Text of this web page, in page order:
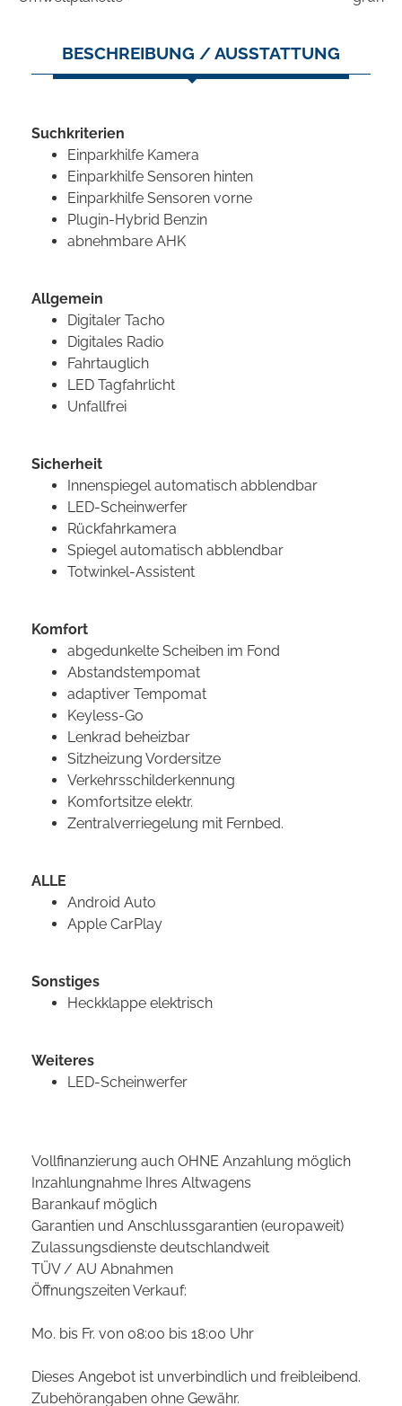
BESCHREIBUNG / AUSSTATTUNG
Suchkriterien
Einparkhilfe Kamera
Einparkhilfe Sensoren hinten
Einparkhilfe Sensoren vorne
Plugin-Hybrid Benzin
abnehmbare AHK
Allgemein
Digitaler Tacho
Digitales Radio
Fahrtauglich
LED Tagfahrlicht
Unfallfrei
Sicherheit
Innenspiegel automatisch abblendbar
LED-Scheinwerfer
Rückfahrkamera
Spiegel automatisch abblendbar
Totwinkel-Assistent
Komfort
abgedunkelte Scheiben im Fond
Abstandstempomat
adaptiver Tempomat
Keyless-Go
Lenkrad beheizbar
Sitzheizung Vordersitze
Verkehrsschilderkennung
Komfortsitze elektr.
Zentralverriegelung mit Fernbed.
ALLE
Android Auto
Apple CarPlay
Sonstiges
Heckklappe elektrisch
Weiteres
LED-Scheinwerfer
Vollfinanzierung auch OHNE Anzahlung möglich
Inzahlungnahme Ihres Altwagens
Barankauf möglich
Garantien und Anschlussgarantien (europaweit)
Zulassungsdienste deutschlandweit
TÜV / AU Abnahmen
Öffnungszeiten Verkauf:
Mo. bis Fr. von 08:00 bis 18:00 Uhr
Dieses Angebot ist unverbindlich und freibleibend.
Zubehörangaben ohne Gewähr.